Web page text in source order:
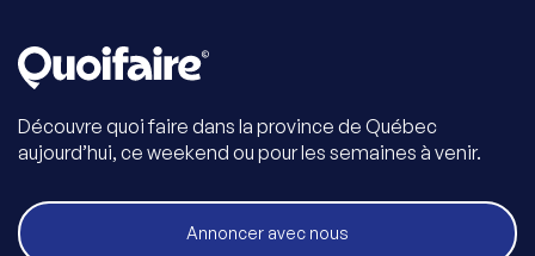
Découvre quoi faire dans la province de Québec
aujourd’hui, ce weekend ou pour les semaines à venir.
Annoncer avec nous